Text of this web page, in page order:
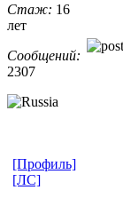
Стаж: 16
лет
Сообщений:
2307
[Профиль]
[ЛС]